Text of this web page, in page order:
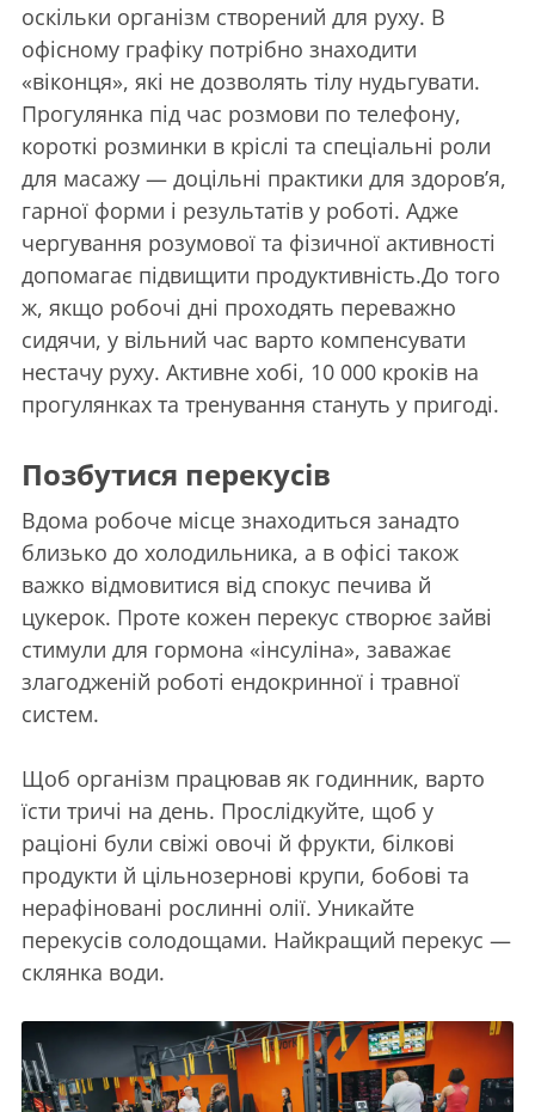
оскільки організм створений для руху. В
офісному графіку потрібно знаходити
«віконця», які не дозволять тілу нудьгувати.
Прогулянка під час розмови по телефону,
короткі розминки в кріслі та спеціальні роли
для масажу — доцільні практики для здоров’я,
гарної форми і результатів у роботі. Адже
чергування розумової та фізичної активності
допомагає підвищити продуктивність.До того
ж, якщо робочі дні проходять переважно
сидячи, у вільний час варто компенсувати
нестачу руху. Активне хобі, 10 000 кроків на
прогулянках та тренування стануть у пригоді.
Позбутися перекусів
Вдома робоче місце знаходиться занадто
близько до холодильника, а в офісі також
важко відмовитися від спокус печива й
цукерок. Проте кожен перекус створює зайві
стимули для гормона «інсуліна», заважає
злагодженій роботі ендокринної і травної
систем.
Щоб організм працював як годинник, варто
їсти тричі на день. Прослідкуйте, щоб у
раціоні були свіжі овочі й фрукти, білкові
продукти й цільнозернові крупи, бобові та
нерафіновані рослинні олії. Уникайте
перекусів солодощами. Найкращий перекус —
склянка води.